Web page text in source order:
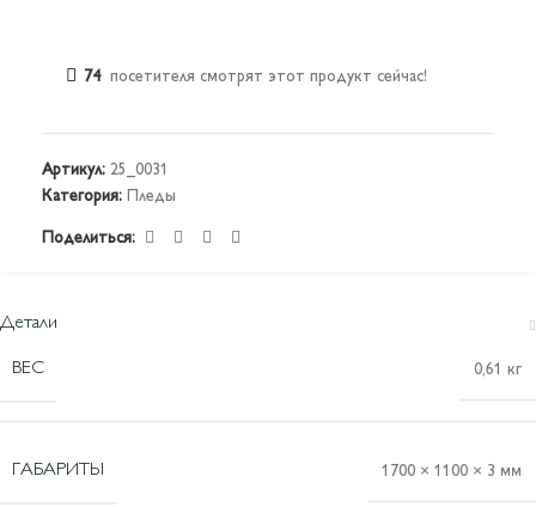
74 посетителя смотрят этот продукт сейчас!
Артикул: 25_0031
Категория: Пледы
Поделиться:
Детали
ВЕС 0,61 кг
ГАБАРИТЫ 1700 × 1100 × 3 мм